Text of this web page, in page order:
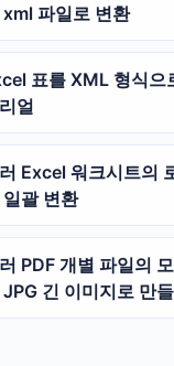
xml 파일로 변환
표를 XML 형식으
얼
Excel 워크시트의
일괄 변환
PDF 개별 파일의
JPG 긴 이미지로 만